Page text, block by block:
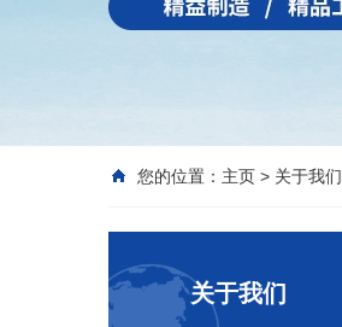
您的位置： 主页 > 关于我们
关于我们